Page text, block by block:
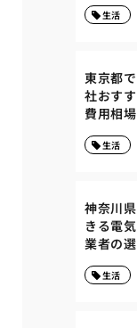
生活
東京都
社おす
費用相場
生活
神奈川
きる電
業者の
生活